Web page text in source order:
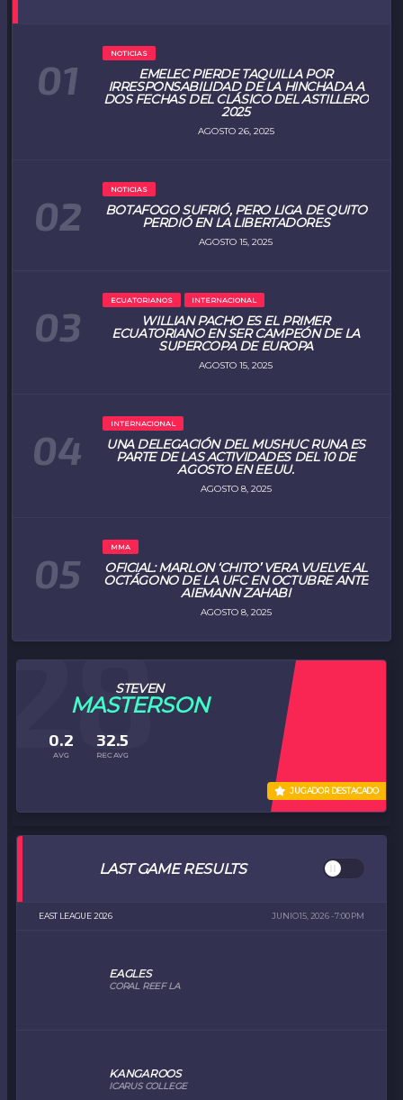
NOTICIAS
EMELEC PIERDE TAQUILLA POR
IRRESPONSABILIDAD DE LA HINCHADA A
DOS FECHAS DEL CLÁSICO DEL ASTILLERO
2025
AGOSTO 26, 2025
NOTICIAS
BOTAFOGO SUFRIÓ, PERO LIGA DE QUITO
PERDIÓ EN LA LIBERTADORES
AGOSTO 15, 2025
ECUATORIANOS INTERNACIONAL
WILLIAN PACHO ES EL PRIMER
ECUATORIANO EN SER CAMPEÓN DE LA
SUPERCOPA DE EUROPA
AGOSTO 15, 2025
INTERNACIONAL
UNA DELEGACIÓN DEL MUSHUC RUNA ES
PARTE DE LAS ACTIVIDADES DEL 10 DE
AGOSTO EN EE.UU.
AGOSTO 8, 2025
MMA
OFICIAL: MARLON ‘CHITO’ VERA VUELVE AL
OCTÁGONO DE LA UFC EN OCTUBRE ANTE
AIEMANN ZAHABI
AGOSTO 8, 2025
JUGADOR DESTACADO
STEVEN
MASTERSON
0.2
AVG
32.5
REC AVG
LAST GAME RESULTS
EAST LEAGUE 2026 JUNIO 15, 2026 - 7:00 PM
EAGLES
CORAL REEF LA
KANGAROOS
ICARUS COLLEGE